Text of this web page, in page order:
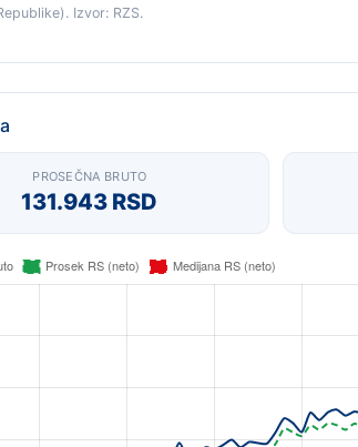
Izvor: RZS.
PROSEČNA BRUTO
131.943 RSD